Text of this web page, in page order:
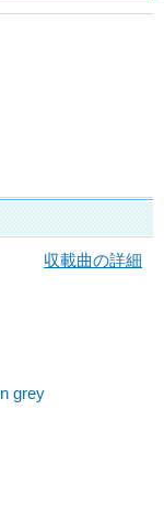
収載曲の詳細
grey